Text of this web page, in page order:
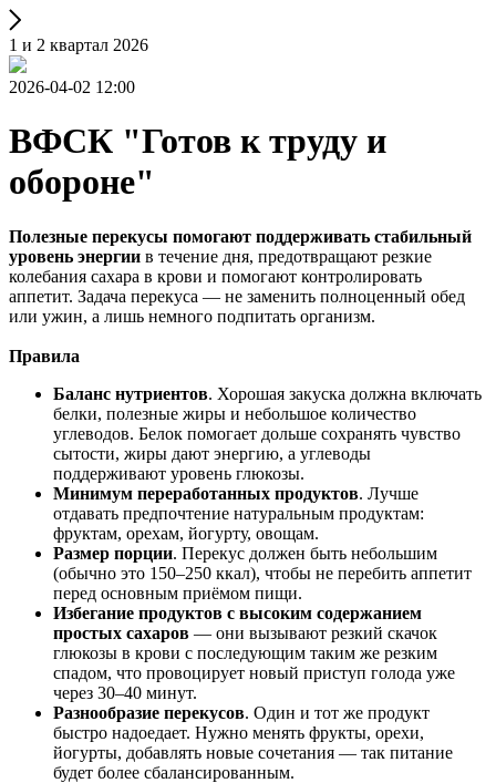
1 и 2 квартал 2026
2026-04-02 12:00
ВФСК "Готов к труду и
обороне"
Полезные перекусы помогают поддерживать стабильный
уровень энергии в течение дня, предотвращают резкие
колебания сахара в крови и помогают контролировать
аппетит. Задача перекуса — не заменить полноценный обед
или ужин, а лишь немного подпитать организм.
Правила
Баланс нутриентов. Хорошая закуска должна включать
белки, полезные жиры и небольшое количество
углеводов. Белок помогает дольше сохранять чувство
сытости, жиры дают энергию, а углеводы
поддерживают уровень глюкозы.
Минимум переработанных продуктов. Лучше
отдавать предпочтение натуральным продуктам:
фруктам, орехам, йогурту, овощам.
Размер порции. Перекус должен быть небольшим
(обычно это 150–250 ккал), чтобы не перебить аппетит
перед основным приёмом пищи.
Избегание продуктов с высоким содержанием
простых сахаров — они вызывают резкий скачок
глюкозы в крови с последующим таким же резким
спадом, что провоцирует новый приступ голода уже
через 30–40 минут.
Разнообразие перекусов. Один и тот же продукт
быстро надоедает. Нужно менять фрукты, орехи,
йогурты, добавлять новые сочетания — так питание
будет более сбалансированным.